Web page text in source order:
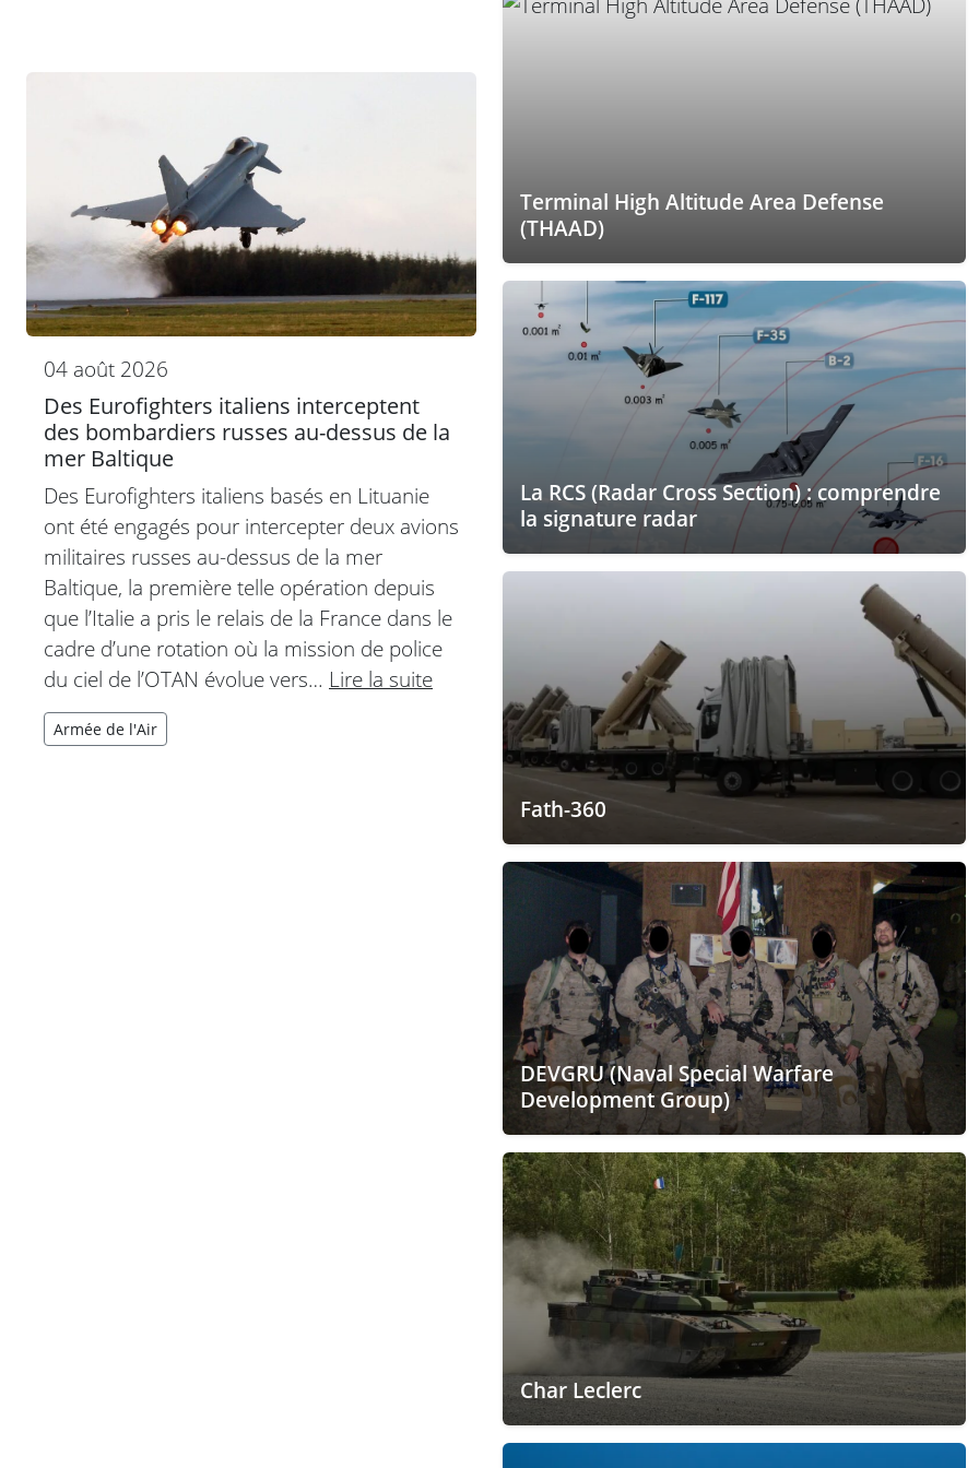
04 août 2026
Des Eurofighters italiens interceptent
des bombardiers russes au-dessus de la
mer Baltique
Des Eurofighters italiens basés en Lituanie
ont été engagés pour intercepter deux avions
militaires russes au-dessus de la mer
Baltique, la première telle opération depuis
que l’Italie a pris le relais de la France dans le
cadre d’une rotation où la mission de police
du ciel de l’OTAN évolue vers… Lire la suite
Armée de l'Air
Terminal High Altitude Area Defense
(THAAD)
La RCS (Radar Cross Section) : comprendre
la signature radar
Fath-360
DEVGRU (Naval Special Warfare
Development Group)
Char Leclerc